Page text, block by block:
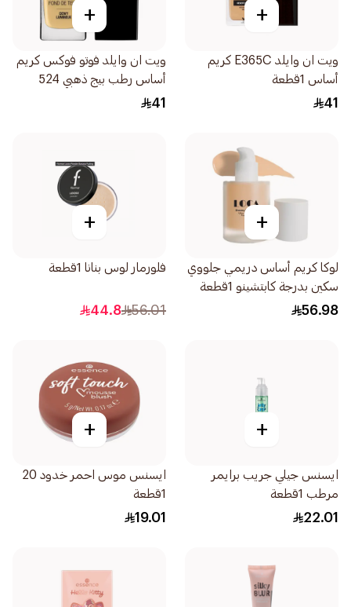
+
ويت ان وايلد E365C كريم
أساس 1قطعة
41
+
ويت ان وايلد فوتو فوكس كريم
أساس رطب بيج ذهبي 524
1قطعة41
+
لوكا كريم أساس دريمي جلووي
سكين بدرجة كابتشينو 1قطعة
56.98
+
فلورمار لوس بنانا 1قطعة
56.01
44.8
+
ايسنس جيلي جريب برايمر
مرطب 1قطعة
22.01
+
ايسنس موس احمر خدود 20
1قطعة
19.01